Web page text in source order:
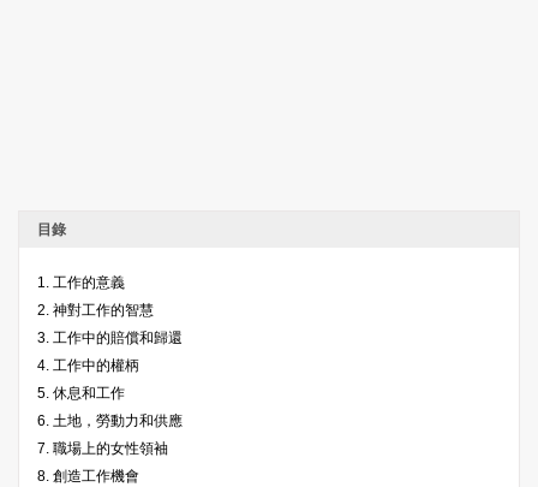
目錄
1. 工作的意義
2. 神對工作的智慧
3. 工作中的賠償和歸還
4. 工作中的權柄
5. 休息和工作
6. 土地，勞動力和供應
7. 職場上的女性領袖
8. 創造工作機會